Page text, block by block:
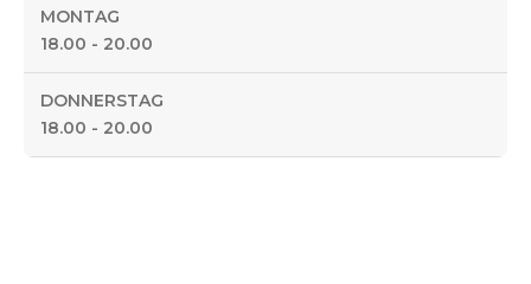
MONTAG
18.00 - 20.00
DONNERSTAG
18.00 - 20.00